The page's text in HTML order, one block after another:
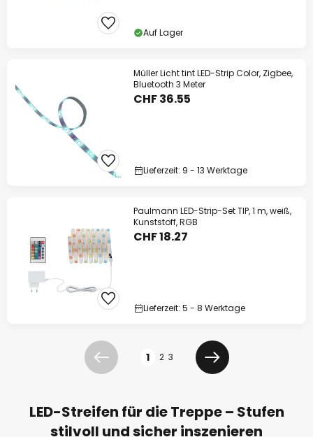
Auf Lager
Müller Licht tint LED-Strip Color, Zigbee,
Bluetooth 3 Meter
CHF 36.55
Lieferzeit: 9 - 13 Werktage
Paulmann LED-Strip-Set TIP, 1 m, weiß,
Kunststoff, RGB
CHF 18.27
Lieferzeit: 5 - 8 Werktage
Zurück 1 2 3
Weiter
LED-Streifen für die Treppe – Stufen
stilvoll und sicher inszenieren